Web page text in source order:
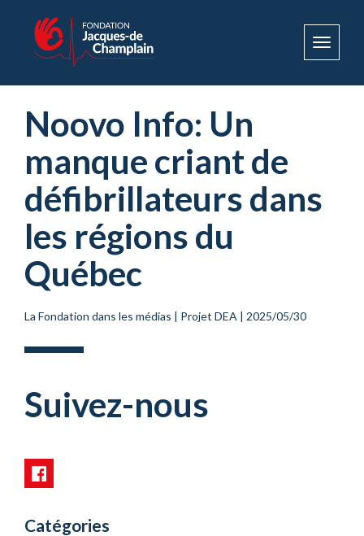
Toggle
Noovo Info: Un
manque criant de
défibrillateurs dans
les régions du
Québec
La Fondation dans les médias | Projet DEA | 2025/05/30
Suivez-nous
Catégories